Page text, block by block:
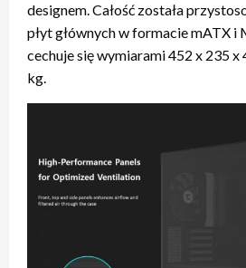
designem. Całość została
płyt głównych w formacie mATX
cechuje się wymiarami 452 x 235 x
kg.